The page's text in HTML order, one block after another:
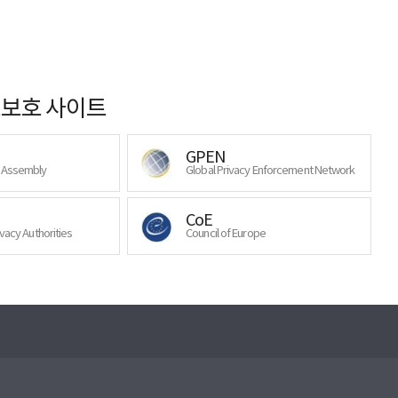
호 사이트
GPEN
Global Privacy Enforcement Network
Authorities
CoE
Council of Europe